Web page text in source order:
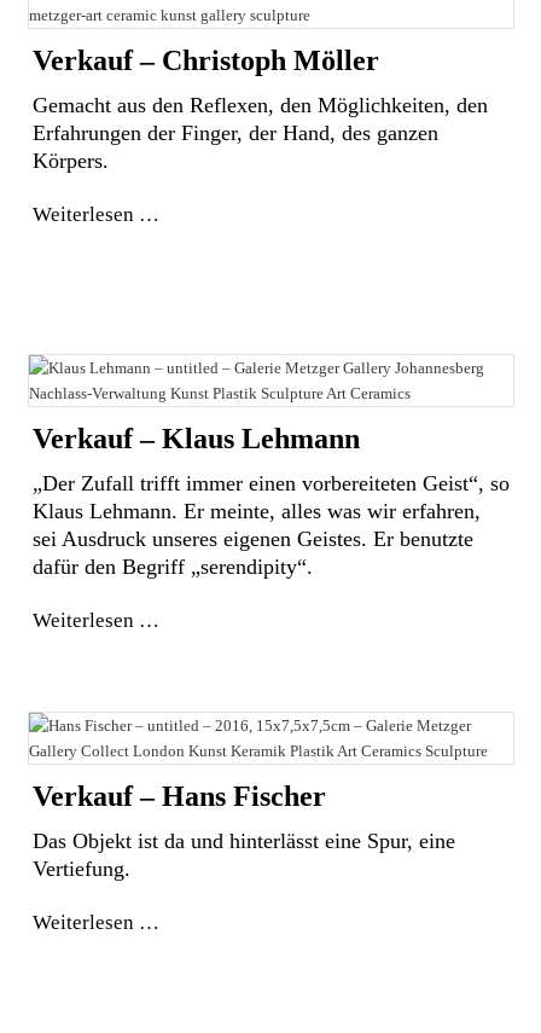
Verkauf – Christoph Möller
Gemacht aus den Reflexen, den Möglichkeiten, den
Erfahrungen der Finger, der Hand, des ganzen
Körpers.
Weiterlesen
Verkauf – Klaus Lehmann
„Der Zufall trifft immer einen vorbereiteten Geist“, so
Klaus Lehmann. Er meinte, alles was wir erfahren,
sei Ausdruck unseres eigenen Geistes. Er benutzte
dafür den Begriff „serendipity“.
Weiterlesen
Verkauf – Hans Fischer
Das Objekt ist da und hinterlässt eine Spur, eine
Vertiefung.
Weiterlesen